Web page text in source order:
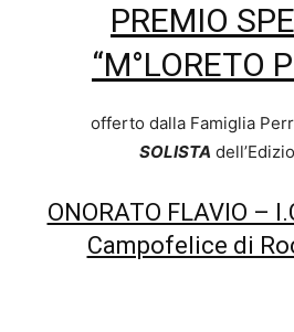
PREMIO
“M°LORETO
offerto dalla Famiglia
SOLISTA
ONORATO FLAVIO –
Campofelice di